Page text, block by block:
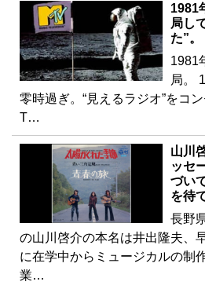
1981
局し
た”。
1981
局。
零時過ぎ。“見えるラジオ”をコ
T…
山川
ッセ
づい
を待
長野
の山川啓介の本名は井出隆夫、
に在学中からミュージカルの制
業…